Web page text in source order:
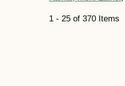
1 - 25 of 370 Items